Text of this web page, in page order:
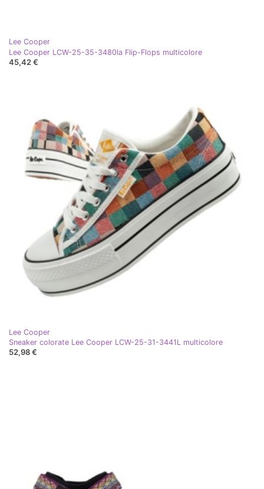
Lee Cooper
Lee Cooper LCW-25-35-3480la Flip-Flops multicolore
45,42 €
Lee Cooper
Sneaker colorate Lee Cooper LCW-25-31-3441L multicolore
52,98 €